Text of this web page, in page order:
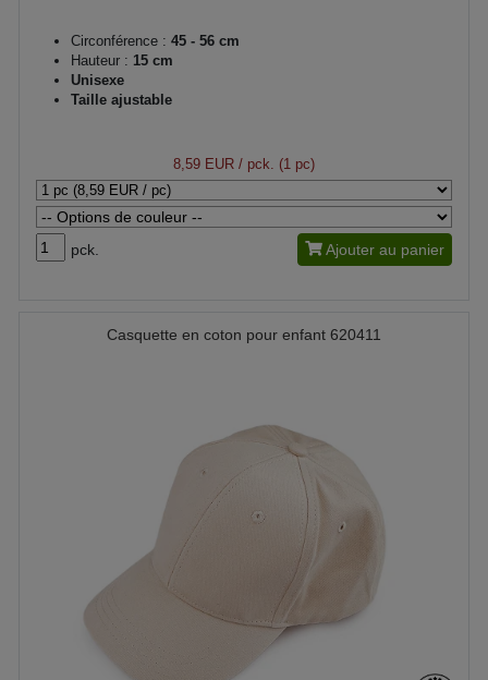
Circonférence : 45 - 56 cm
Hauteur : 15 cm
Unisexe
Taille ajustable
8,59 EUR / pck. (1 pc)
pck. Ajouter au panier
Casquette en coton pour enfant 620411